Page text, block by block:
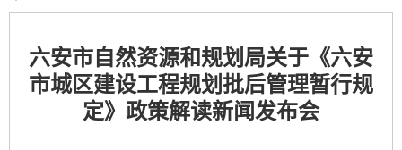
六安市自然资源和规划局关于《六安
市城区建设工程规划批后管理暂行规
定》政策解读新闻发布会